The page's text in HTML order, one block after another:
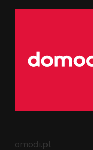
omodi.pl